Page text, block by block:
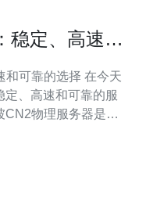
稳定、高速和
的选择 在今天
定、高速和可靠的服
CN2物理服务器是一